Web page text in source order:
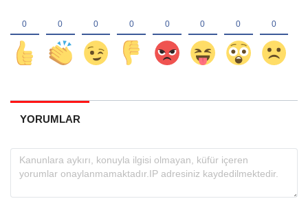
YORUMLAR